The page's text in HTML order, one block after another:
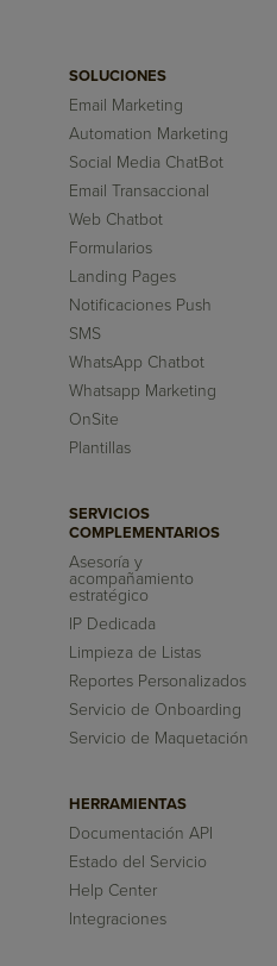
SOLUCIONES
Email Marketing
Automation Marketing
Social Media ChatBot
Email Transaccional
Web Chatbot
Formularios
Landing Pages
Notificaciones Push
SMS
WhatsApp Chatbot
Whatsapp Marketing
OnSite
Plantillas
SERVICIOS
COMPLEMENTARIOS
Asesoría y
acompañamiento
estratégico
IP Dedicada
Limpieza de Listas
Reportes Personalizados
Servicio de Onboarding
Servicio de Maquetación
HERRAMIENTAS
Documentación API
Estado del Servicio
Help Center
Integraciones